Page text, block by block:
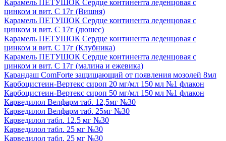
Карамель ПЕТУШОК Сердце континента леденцовая с
цинком и вит. С 17г (Вишня)
Карамель ПЕТУШОК Сердце континента леденцовая с
цинком и вит. С 17г (дюшес)
Карамель ПЕТУШОК Сердце континента леденцовая с
цинком и вит. С 17г (Клубника)
Карамель ПЕТУШОК Сердце континента леденцовая с
цинком и вит. С 17г (малина и ежевика)
Карандаш ComForte защищающий от появления мозолей 8мл
Карбоцистеин-Вертекс сироп 20 мг/мл 150 мл №1 флакон
Карбоцистеин-Вертекс сироп 50 мг/мл 150 мл №1 флакон
Карведилол Велфарм таб. 12,5мг №30
Карведилол Велфарм таб. 25мг №30
Карведилол табл. 12.5 мг №30
Карведилол табл. 25 мг №30
Карведилол табл. 25 мг №30